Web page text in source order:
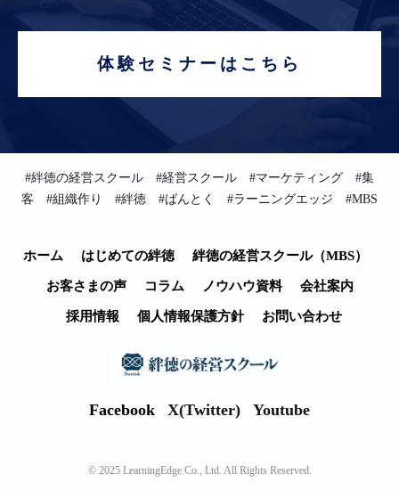
体験セミナーはこちら
#絆徳の経営スクール #経営スクール #マーケティング #集
客 #組織作り #絆徳 #ばんとく #ラーニングエッジ #MBS
ホーム はじめての絆徳 絆徳の経営スクール（MBS）
お客さまの声 コラム ノウハウ資料 会社案内
採用情報 個人情報保護方針 お問い合わせ
Facebook X(Twitter) Youtube
© 2025 LearningEdge Co., Ltd. All Rights Reserved.